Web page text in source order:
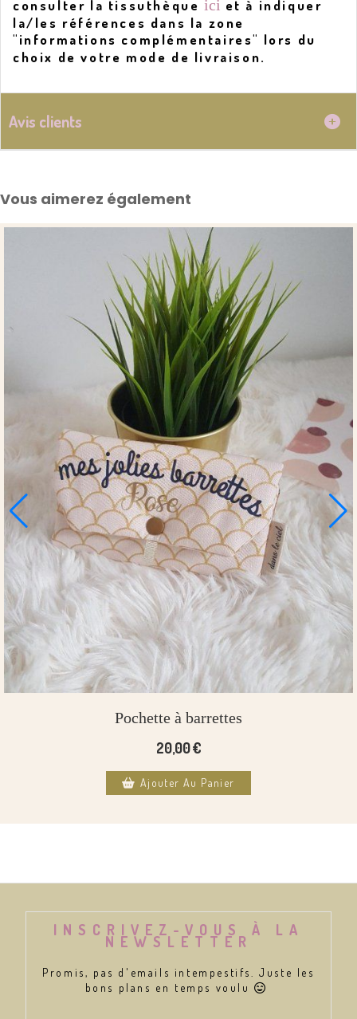
consulter la tissuthèque ici et à indiquer
la/les références dans la zone
"informations complémentaires" lors du
choix de votre mode de livraison.
Avis clients
Vous aimerez également
Pochette à barrettes
20,00€
Ajouter Au Panier
INSCRIVEZ-VOUS À LA
NEWSLETTER
Promis, pas d'emails intempestifs. Juste les
bons plans en temps voulu